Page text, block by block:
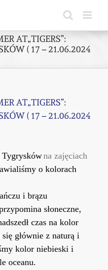
AT„TIGERS”:
( 17 – 21.06.2024
AT„TIGERS”:
( 17 – 21.06.2024
Tygryskówna zajęciach
o kolorach
u i brązu
słoneczne,
czas na kolor
głównie z naturą i
kolor niebieski i
oceanu.